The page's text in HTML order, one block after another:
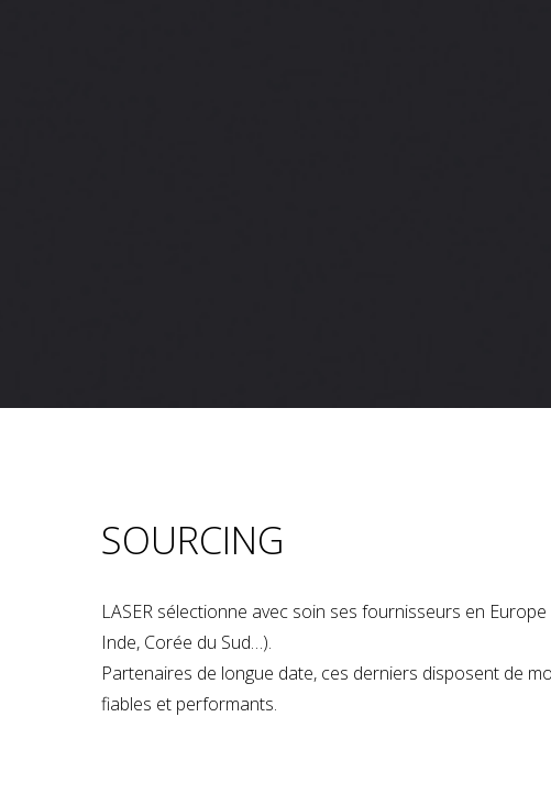
SOURCING
LASER sélectionne avec soin ses fournisseurs en Europe
Inde, Corée du Sud…).
Partenaires de longue date, ces derniers disposent de
fiables et performants.